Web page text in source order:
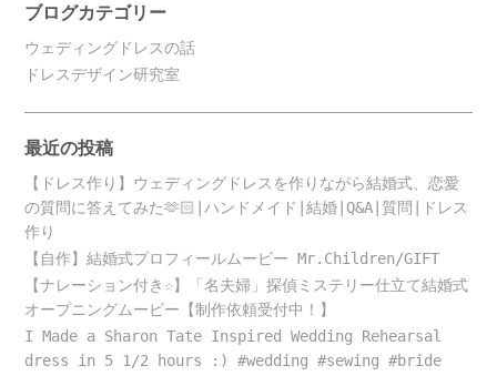
ブログカテゴリー
ウェディングドレスの話
ドレスデザイン研究室
最近の投稿
【ドレス作り】ウェディングドレスを作りながら結婚式、恋愛
の質問に答えてみた🫶🏻|ハンドメイド|結婚|Q&A|質問|ドレス
作り
【自作】結婚式プロフィールムービー Mr.Children/GIFT
【ナレーション付き☆】「名夫婦」探偵ミステリー仕立て結婚式
オープニングムービー【制作依頼受付中！】
I Made a Sharon Tate Inspired Wedding Rehearsal
dress in 5 1/2 hours :) #wedding #sewing #bride